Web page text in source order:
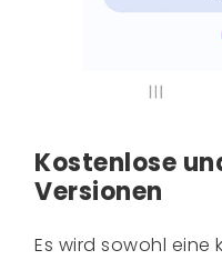
Kostenlose
Versionen
Es wird sowohl